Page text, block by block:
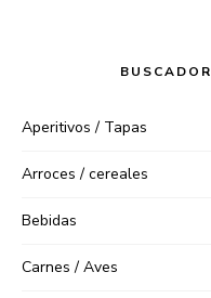
Aperitivos / Tapas
Arroces / cereales
Bebidas
Carnes / Aves